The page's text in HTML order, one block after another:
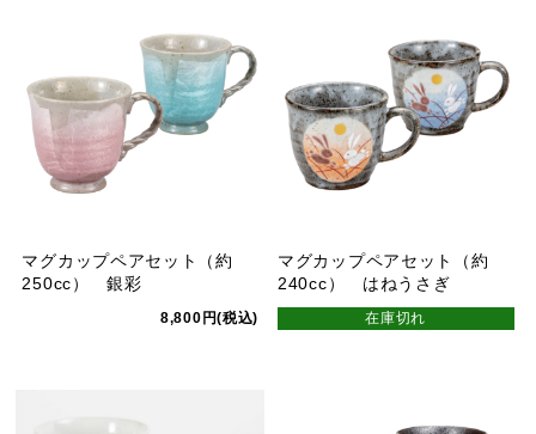
マグカップペアセット（約
250cc） 銀彩
8,800円(税込)
マグカップペアセット（約
240cc） はねうさぎ
在庫切れ